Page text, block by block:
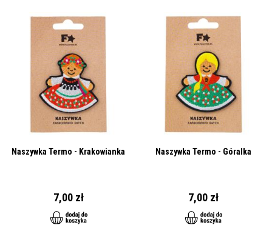
Naszywka Termo - Krakowianka
7,00 zł
Naszywka Termo - Góralka
7,00 zł